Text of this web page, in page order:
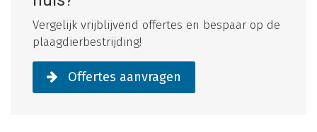
Vergelijk vrijblijvend offertes en bespaar op de
plaagdierbestrijding!
Offertes aanvragen